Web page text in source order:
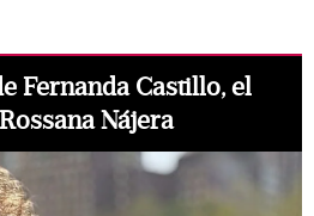
Fernanda Castillo, el
Nájera